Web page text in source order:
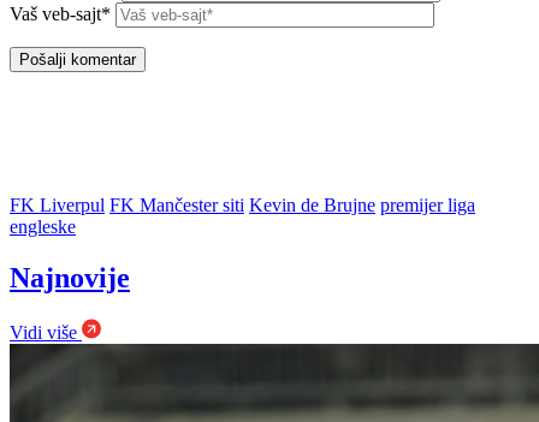
Vaš veb-sajt*
FK Liverpul FK Mančester siti Kevin de Brujne premijer liga
engleske
Najnovije
Vidi više